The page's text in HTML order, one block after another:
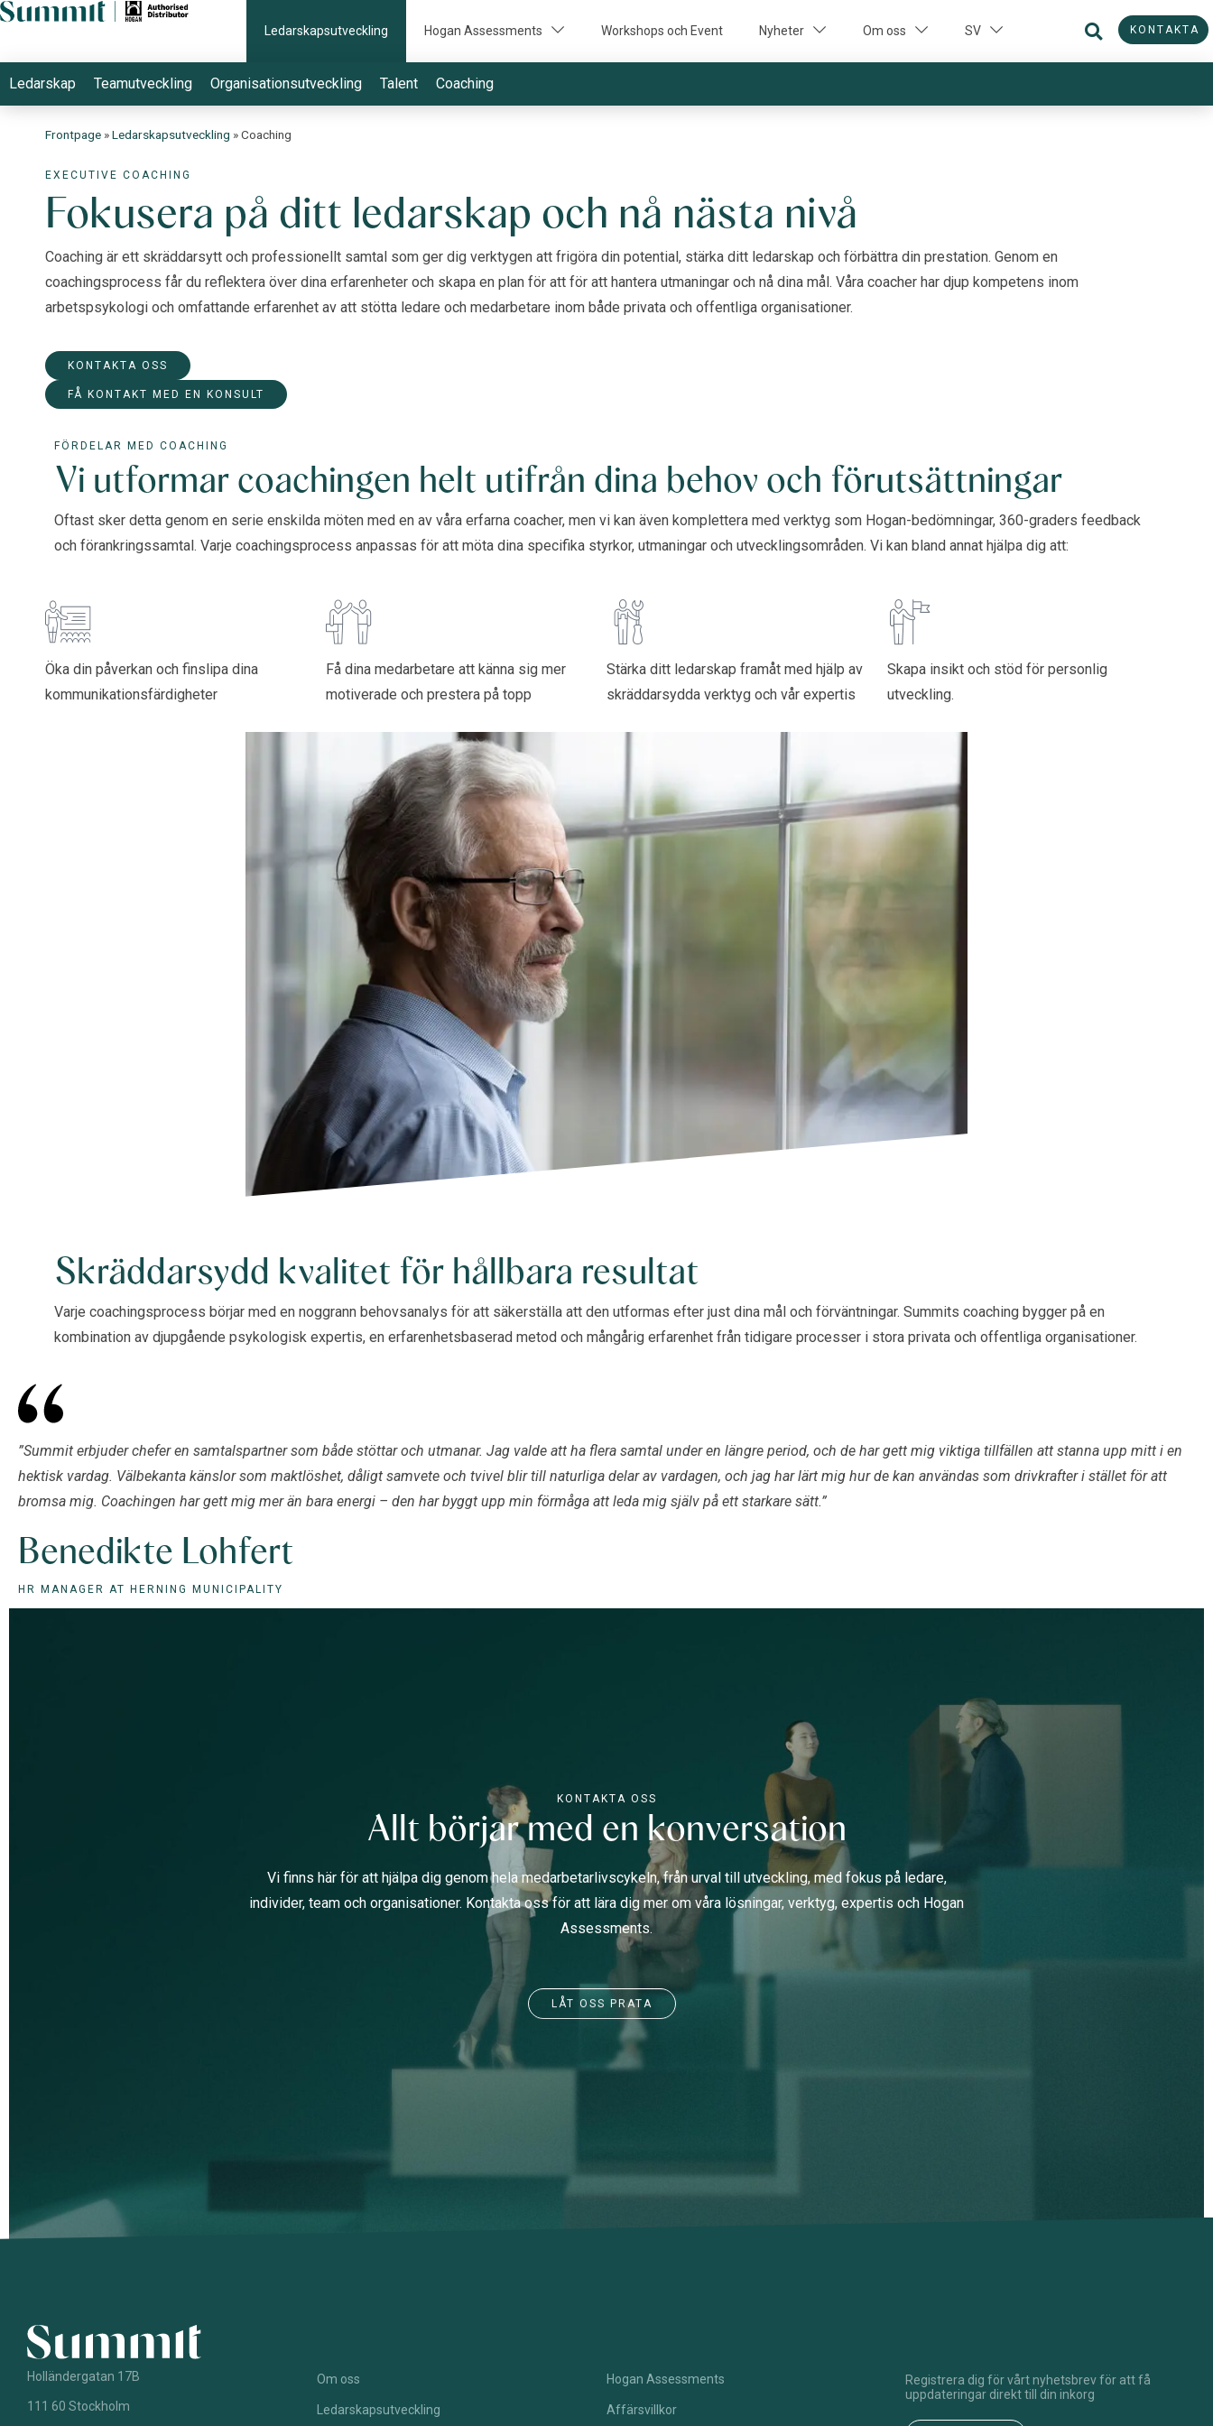
Ledarskapsutveckling Hogan Assessments Workshops och Event Nyheter Om oss SV KONTAKTA
Ledarskap Teamutveckling Organisationsutveckling Talent Coaching
Frontpage »Ledarskapsutveckling »Coaching
EXECUTIVE COACHING
Fokusera på ditt ledarskap och nå nästa nivå
Coaching är ett skräddarsytt och professionellt samtal som ger dig verktygen att frigöra din potential, stärka ditt ledarskap och förbättra din prestation. Genom en
coachingsprocess får du reflektera över dina erfarenheter och skapa en plan för att för att hantera utmaningar och nå dina mål. Våra coacher har djup kompetens inom
arbetspsykologi och omfattande erfarenhet av att stötta ledare och medarbetare inom både privata och offentliga organisationer.
KONTAKTA OSS
FÅ KONTAKT MED EN KONSULT
FÖRDELAR MED COACHING
Vi utformar coachingen helt utifrån dina behov och förutsättningar
Oftast sker detta genom en serie enskilda möten med en av våra erfarna coacher, men vi kan även komplettera med verktyg som Hogan-bedömningar, 360-graders feedback
och förankringssamtal. Varje coachingsprocess anpassas för att möta dina specifika styrkor, utmaningar och utvecklingsområden. Vi kan bland annat hjälpa dig att:
Öka din påverkan och finslipa dina
kommunikationsfärdigheter
Få dina medarbetare att känna sig mer
motiverade och prestera på topp
Stärka ditt ledarskap framåt med hjälp av
skräddarsydda verktyg och vår expertis
Skapa insikt och stöd för personlig
utveckling.
Skräddarsydd kvalitet för hållbara resultat
Varje coachingsprocess börjar med en noggrann behovsanalys för att säkerställa att den utformas efter just dina mål och förväntningar. Summits coaching bygger på en
kombination av djupgående psykologisk expertis, en erfarenhetsbaserad metod och mångårig erfarenhet från tidigare processer i stora privata och offentliga organisationer.
”Summit erbjuder chefer en samtalspartner som både stöttar och utmanar. Jag valde att ha flera samtal under en längre period, och de har gett mig viktiga tillfällen att stanna upp mitt i en
hektisk vardag. Välbekanta känslor som maktlöshet, dåligt samvete och tvivel blir till naturliga delar av vardagen, och jag har lärt mig hur de kan användas som drivkrafter i stället för att
bromsa mig. Coachingen har gett mig mer än bara energi – den har byggt upp min förmåga att leda mig själv på ett starkare sätt.”
Benedikte Lohfert
HR MANAGER AT HERNING MUNICIPALITY
KONTAKTA OSS
Allt börjar med en konversation
Vi finns här för att hjälpa dig genom hela medarbetarlivscykeln, från urval till utveckling, med fokus på ledare,
individer, team och organisationer. Kontakta oss för att lära dig mer om våra lösningar, verktyg, expertis och Hogan
Assessments.
LÅT OSS PRATA
Holländergatan 17B
111 60 Stockholm
Om oss
Ledarskapsutveckling
Hogan Assessments
Affärsvillkor
Registrera dig för vårt nyhetsbrev för att få
uppdateringar direkt till din inkorg